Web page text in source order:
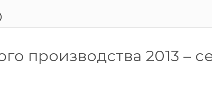
производства 2013 –